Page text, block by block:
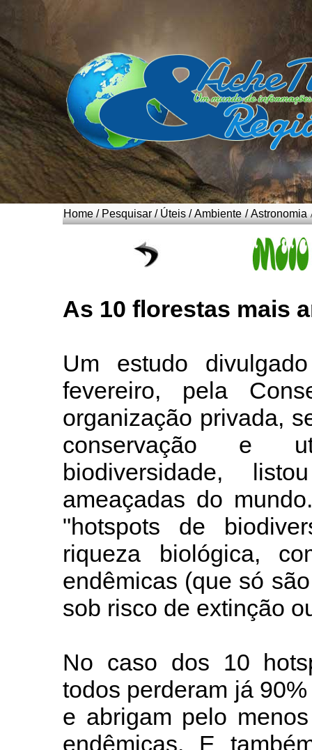
Home / Pesquisar / Úteis /Ambiente /Astronomia
As 10 florestas mais
Um estudo
fevereiro, pela
organização privada,
conservação e
biodiversidade,
ameaçadas do
"hotspots de
riqueza biológica,
endêmicas (que só
sob risco de extinção
No caso dos 10
todos perderam já
e abrigam pelo
endêmicas. E